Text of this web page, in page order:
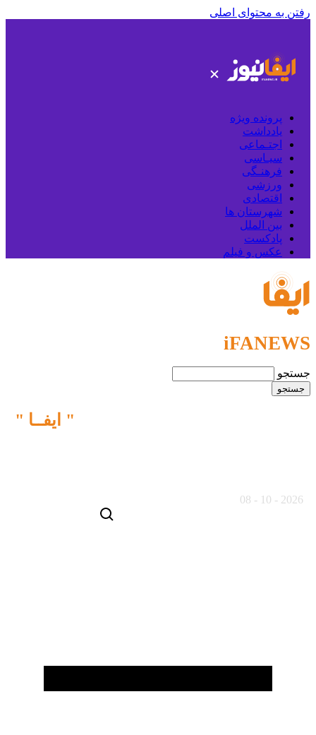
رفتن به محتوای اصلی
پرونده ویژه
یادداشت
اجتـماعی
سیـاسی
فرهنـگی
ورزشی
اقتصادی
شهرستان ها
بین الملل
پادکست
عکس و فیلم
iFANEWS
جستجو
" ایفــا "
2026 - 10 - 08